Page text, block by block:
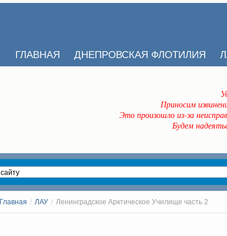
ГЛАВНАЯ ДНЕПРОВСКАЯ ФЛОТИЛИЯ
Приносим
Это произошло из-за
Будем
Главная / ЛАУ / Ленинградское Арктическое Училище часть 2